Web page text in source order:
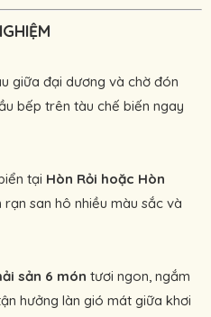
giữa đại dương và chờ đón
bếp trên tàu chế biến ngay
tại Hòn Rỏi hoặc Hòn
san hô nhiều màu sắc và
sản 6 món tươi ngon, ngắm
hưởng làn gió mát giữa khơi